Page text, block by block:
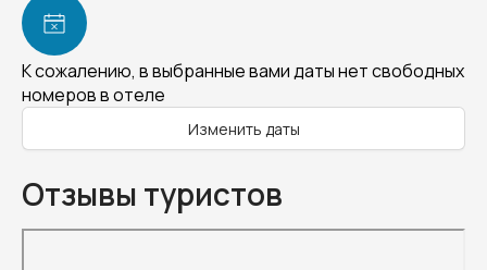
К сожалению, в выбранные вами даты нет свободных
номеров в отеле
Изменить даты
Отзывы туристов